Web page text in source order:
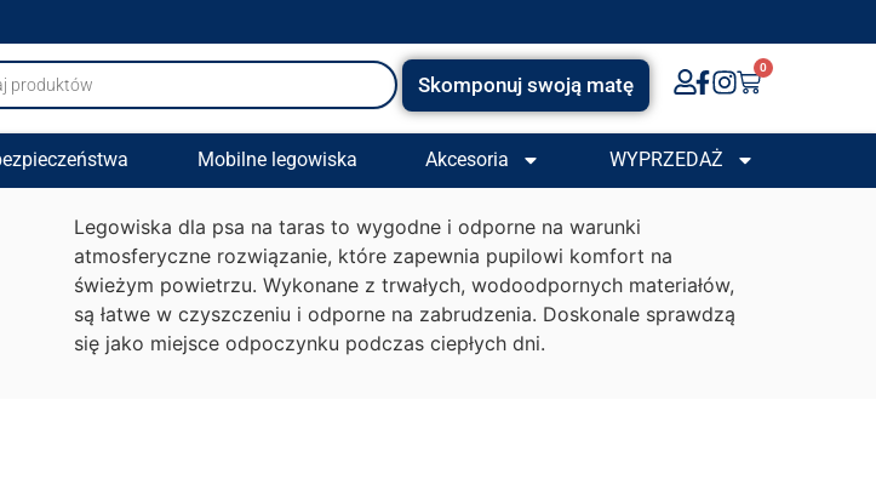
Skomponuj swoją matę
0
Mobilne legowiska Akcesoria WYPRZEDAŻ
Legowiska dla psa na taras to wygodne i odporne na warunki
atmosferyczne rozwiązanie, które zapewnia pupilowi komfort na
świeżym powietrzu. Wykonane z trwałych, wodoodpornych materiałów,
są łatwe w czyszczeniu i odporne na zabrudzenia. Doskonale sprawdzą
się jako miejsce odpoczynku podczas ciepłych dni.